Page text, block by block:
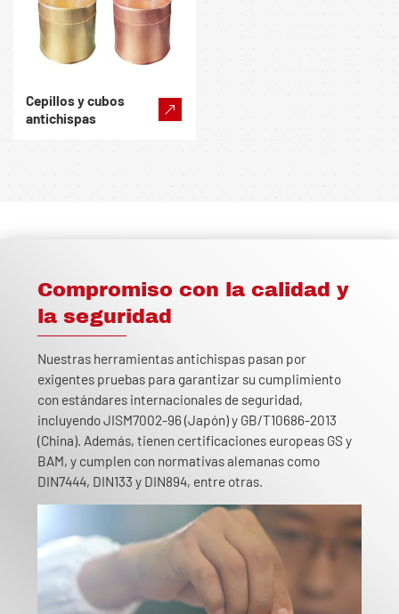
Cepillos y cubos
antichispas
Compromiso con la calidad y
la seguridad
Nuestras herramientas antichispas pasan por
exigentes pruebas para garantizar su cumplimiento
con estándares internacionales de seguridad,
incluyendo JISM7002-96 (Japón) y GB/T10686-2013
(China). Además, tienen certificaciones europeas GS y
BAM, y cumplen con normativas alemanas como
DIN7444, DIN133 y DIN894, entre otras.